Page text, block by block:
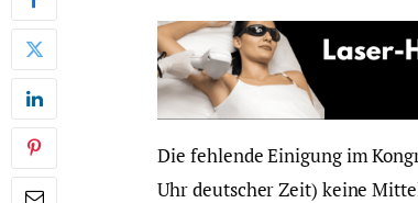
Die fehlende Einigung im
Uhr deutscher Zeit) keine